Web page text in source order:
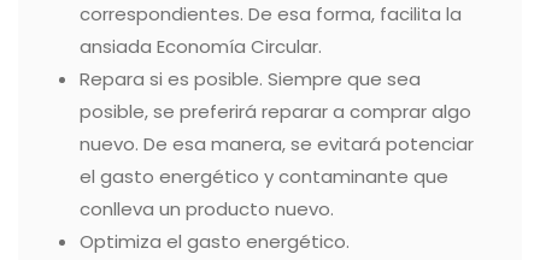
correspondientes. De esa forma, facilita la
ansiada Economía Circular.
Repara si es posible. Siempre que sea
posible, se preferirá reparar a comprar algo
nuevo. De esa manera, se evitará potenciar
el gasto energético y contaminante que
conlleva un producto nuevo.
Optimiza el gasto energético.